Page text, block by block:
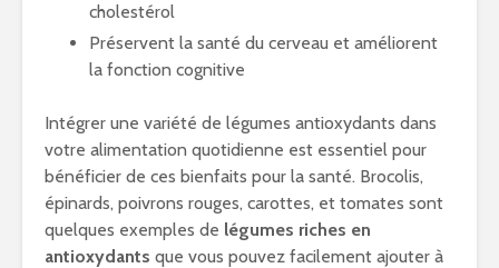
cholestérol
Préservent la santé du cerveau et améliorent
la fonction cognitive
Intégrer une variété de légumes antioxydants dans
votre alimentation quotidienne est essentiel pour
bénéficier de ces bienfaits pour la santé. Brocolis,
épinards, poivrons rouges, carottes, et tomates sont
quelques exemples de légumes riches en
antioxydants que vous pouvez facilement ajouter à